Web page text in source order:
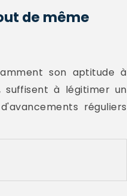
de même
son aptitude à
à légitimer un
réguliers